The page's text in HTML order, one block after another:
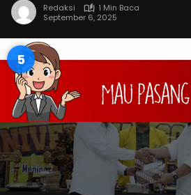
Redaksi
1 Min Baca
September 6, 2025
4